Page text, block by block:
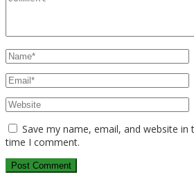
Save my name, email, and website
time I comment.